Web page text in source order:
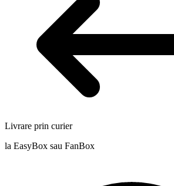
Livrare prin curier
la EasyBox sau FanBox